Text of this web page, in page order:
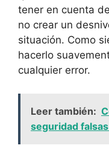
tener en cuenta
no crear un
situación. Como
hacerlo
cualquier error.
Leer también:
seguridad